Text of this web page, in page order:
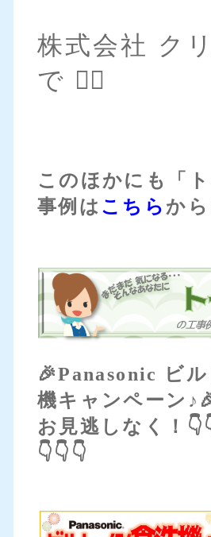
株式会社 ク
で 💁‍♀️
このほかにも「
事例は こちら か
🎉Panasonic ビ
機キャンペーン
お見逃しなく！
👇👇👇